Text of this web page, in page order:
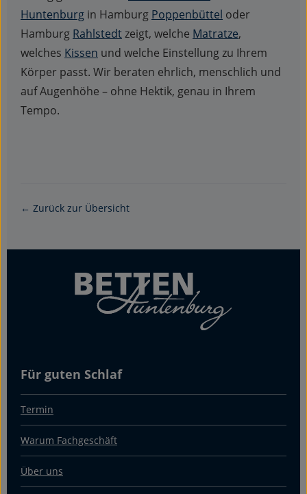
Huntenburg in Hamburg Poppenbüttel oder
Hamburg Rahlstedtzeigt, welche Matratze,
welches Kissen und welche Einstellung zu Ihrem
Körper passt. Wir beraten ehrlich, menschlich und
auf Augenhöhe – ohne Hektik, genau in Ihrem
Tempo.
← Zurück zur Übersicht
Für guten Schlaf
Termin
Warum Fachgeschäft
Über uns